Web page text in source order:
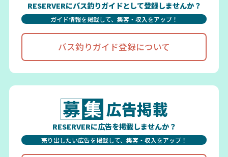
RESERVERにバス釣りガイドとして登録しませんか？
ガイド情報を掲載して、集客・収入をアップ！
バス釣りガイド登録について
広告掲載
RESERVERに広告を掲載しませんか？
売り出したい広告を掲載して、集客・収入をアップ！